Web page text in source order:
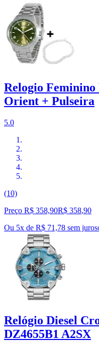
Relogio
Orient + Pulseira
5.0
(10)
Preço R$ 358,90R$ 358,90
Ou 5x de R$ 71,78 sem juros
Relógio Diesel
DZ4655B1 A2SX